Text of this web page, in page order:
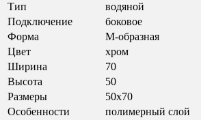
Тип
водяной
Подключение
боковое
Форма
М-образная
Цвет
хром
Ширина
70
Высота
50
Размеры
50х70
Особенности
полимерный слой